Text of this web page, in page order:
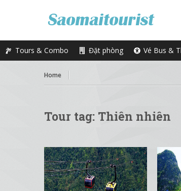
Tours & Combo Đặt phòng Vé Bus &
Home
Tour tag: Thiên nhiên